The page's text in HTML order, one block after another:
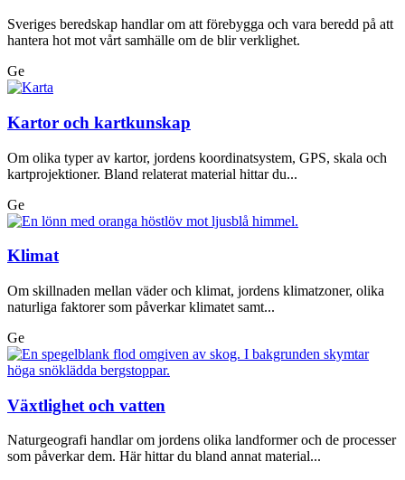
Sveriges beredskap handlar om att förebygga och vara beredd på att
hantera hot mot vårt samhälle om de blir verklighet.
Ge
Kartor och kartkunskap
Om olika typer av kartor, jordens koordinatsystem, GPS, skala och
kartprojektioner. Bland relaterat material hittar du...
Ge
Klimat
Om skillnaden mellan väder och klimat, jordens klimatzoner, olika
naturliga faktorer som påverkar klimatet samt...
Ge
Växtlighet och vatten
Naturgeografi handlar om jordens olika landformer och de processer
som påverkar dem. Här hittar du bland annat material...